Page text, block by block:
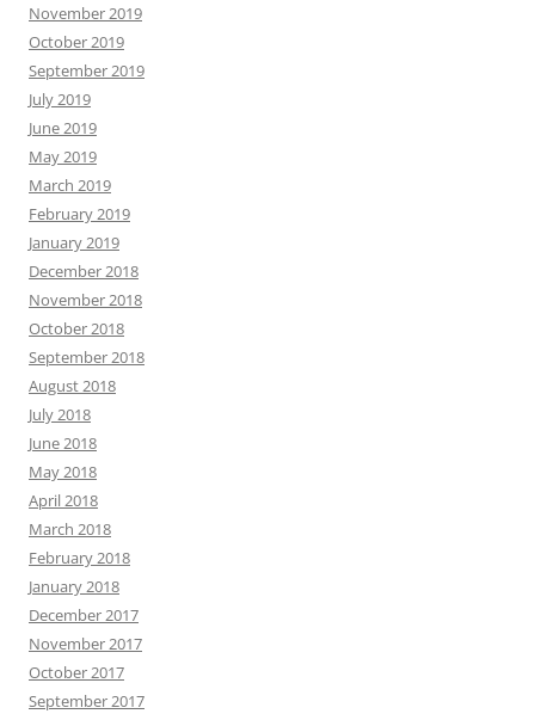
November 2019
October 2019
September 2019
July 2019
June 2019
May 2019
March 2019
February 2019
January 2019
December 2018
November 2018
October 2018
September 2018
August 2018
July 2018
June 2018
May 2018
April 2018
March 2018
February 2018
January 2018
December 2017
November 2017
October 2017
September 2017